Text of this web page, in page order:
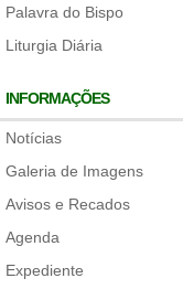
Palavra do Bispo
Liturgia Diária
INFORMAÇÕES
Notícias
Galeria de Imagens
Avisos e Recados
Agenda
Expediente